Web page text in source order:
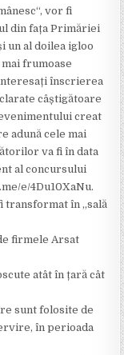
vor fi
din fața Primăriei
un al doilea igloo
frumoase
înscrierea
câștigătoare
creat
adună cele mai
va fi în data
al concursului
e/4Du10XaNu.
transformat în „sală
firmele Arsat
atât în țară cât
sunt folosite de
în perioada